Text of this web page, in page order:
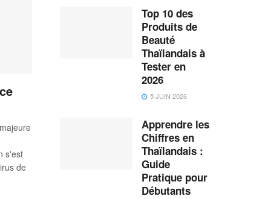
s'est
de
Top 10 des
Produits de
Beauté
Thaïlandais à
Tester en
2026
5 JUIN 2026
Apprendre les
Chiffres en
Thaïlandais :
Guide
Pratique pour
Débutants